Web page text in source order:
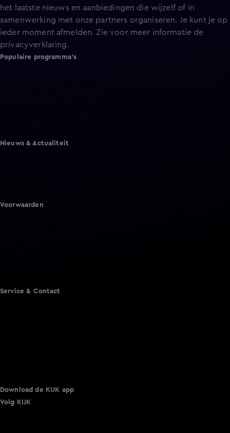
het laatste nieuws en aanbiedingen die wijzelf of in
samenwerking met onze partners organiseren. Je kunt je op
ieder moment afmelden. Zie voor meer informatie de
privacyverklaring.
Populaire programma's
Nieuws & Actualiteit
Voorwaarden
Service & Contact
Download de KIJK app
Volg KIJK